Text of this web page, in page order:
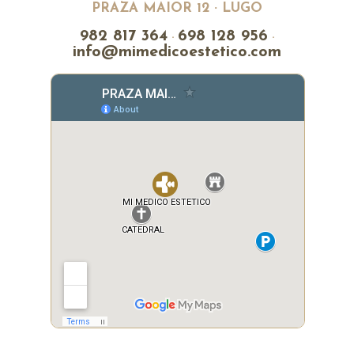
PRAZA MAIOR 12 · LUGO
982 817 364 · 698 128 956 ·
info@mimedicoestetico.com